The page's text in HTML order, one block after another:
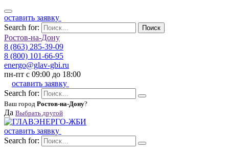
оставить заявку
Search for:
Поиск
Ростов-на-Дону
8 (863) 285-39-09
8 (800) 101-66-95
energo@glav-gbi.ru
пн-пт с 09:00 до 18:00
оставить заявку
Search for:
Ваш город Ростов-на-Дону?
Да Выбрать другой
оставить заявку
Search for: